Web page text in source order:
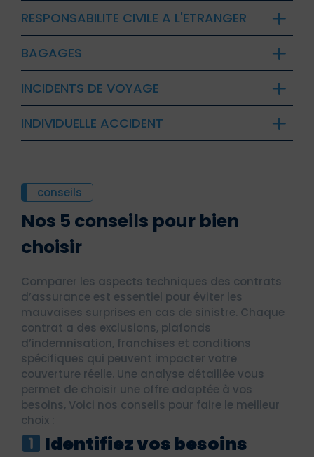
RESPONSABILITE CIVILE A L'ETRANGER
BAGAGES
INCIDENTS DE VOYAGE
INDIVIDUELLE ACCIDENT
conseils
Nos 5 conseils pour bien
choisir
Comparer les aspects techniques des contrats
d’assurance est essentiel pour éviter les
mauvaises surprises en cas de sinistre. Chaque
contrat a des exclusions, plafonds
d’indemnisation, franchises et conditions
spécifiques qui peuvent impacter votre
couverture réelle. Une analyse détaillée vous
permet de choisir une offre adaptée à vos
besoins, Voici nos conseils pour faire le meilleur
choix :
Identifiez vos besoins